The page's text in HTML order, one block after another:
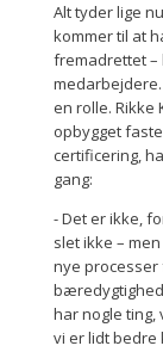
Alt tyder lige
kommer til at
fremadrettet –
medarbejdere.
en rolle.
opbygget
certificering,
gang:
- Det er ikke,
slet ikke –
nye
har nogle ting,
vi er lidt